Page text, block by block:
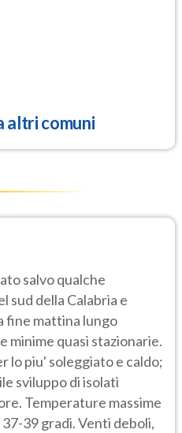
altri comuni
salvo qualche
sud della Calabria e
fine mattina lungo
minime quasi stazionarie.
lo piu' soleggiato e caldo;
sviluppo di isolati
Temperature massime
39 gradi. Venti deboli,